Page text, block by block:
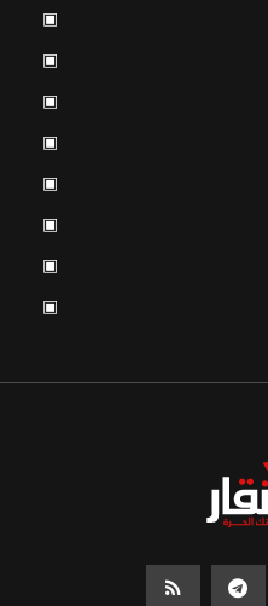
▣
▣
▣
▣
▣
▣
▣
▣